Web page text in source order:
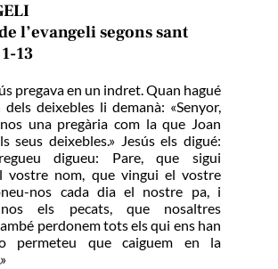
l’evangeli segons sant
13
pregava en un indret. Quan hagué
dels deixebles li demanà: «Senyor,
una pregària com la que Joan
seus deixebles.» Jesús els digué:
digueu: Pare, que sigui
vostre nom, que vingui el vostre
nos cada dia el nostre pa, i
nos els pecats, que nosaltres
perdonem tots els qui ens han
permeteu que caiguem en la